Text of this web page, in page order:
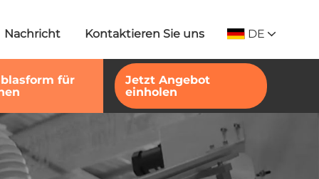
Nachricht Kontaktieren Sie uns DE
für
Jetzt Angebot
einholen